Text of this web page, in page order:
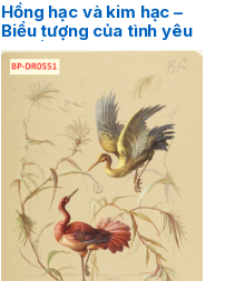
Hồng hạc và kim hạc –
Biểu tượng của tình yêu
và tiền bạc